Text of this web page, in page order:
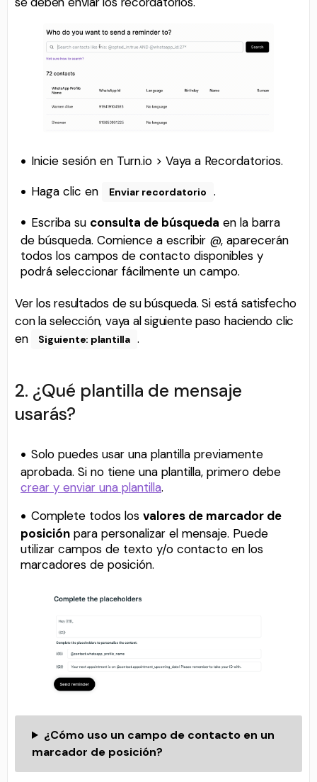
Inicie sesión en Turn.io > Vaya a Recordatorios.
Haga clic en
Enviar recordatorio
.
Escriba su consulta de búsqueda en la barra
de búsqueda. Comience a escribir @, aparecerán
todos los campos de contacto disponibles y
podrá seleccionar fácilmente un campo.
Ver los resultados de su búsqueda. Si está satisfecho
con la selección, vaya al siguiente paso haciendo clic
en
Siguiente: plantilla .
2. ¿Qué plantilla de mensaje
usarás?
Solo puedes usar una plantilla previamente
aprobada. Si no tiene una plantilla, primero debe
crear y enviar una plantilla.
Complete todos losvalores de marcador de
posición para personalizar el mensaje. Puede
utilizar campos de texto y/o contacto en los
marcadores de posición.
¿Cómo uso un campo de contacto en un
marcador de posición?